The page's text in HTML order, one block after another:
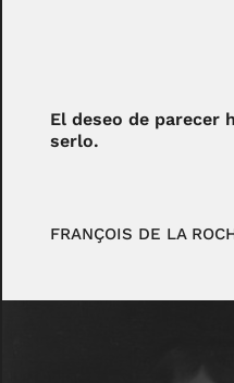
El deseo de parecer
serlo.
FRANÇOIS DE LA